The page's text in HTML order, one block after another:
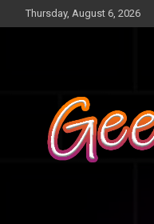
to
Thursday, August 6, 2026